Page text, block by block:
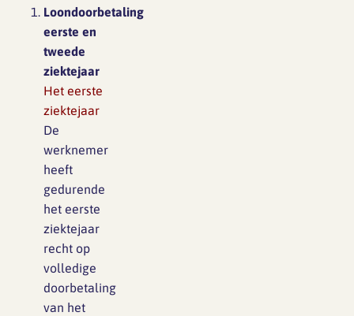
Loondoorbetaling
eerste en
tweede
ziektejaar
Het eerste
ziektejaar
De
werknemer
heeft
gedurende
het eerste
ziektejaar
recht op
volledige
doorbetaling
van het